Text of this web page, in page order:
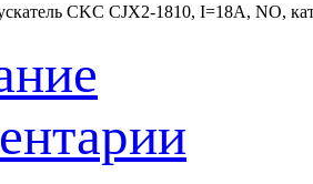
CKC CJX2-1810, I=18A, NO,